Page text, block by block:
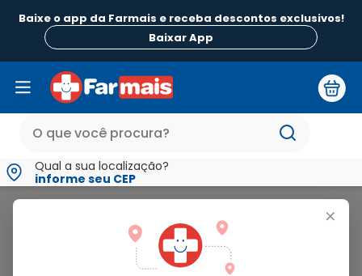
Baixe o app da Farmais e receba descontos exclusivos!
Baixar App
Qual a sua localização?
informe seu CEP
+